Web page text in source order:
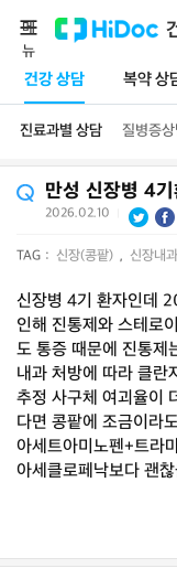
건강 상담 복약 상
메
뉴
진료과별 상담 질병증
만성 신장병 4
2026.02.10
TAG : 신장(콩팥) , 신장내과
신장병 4기 환자인데
인해 진통제와 스테로
도 통증 때문에 진통제
내과 처방에 따라 클란
추정 사구체 여괴율이
다면 콩팥에 조금이라
아세트아미노펜+트라
아세클로페낙보다 괜